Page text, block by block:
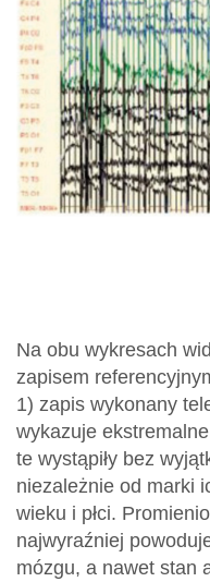
Na obu wykresach
zapisem
1) zapis wykonany
wykazuje
te wystąpiły bez
niezależnie od marki
wieku i płci.
najwyraźniej
mózgu, a nawet stan